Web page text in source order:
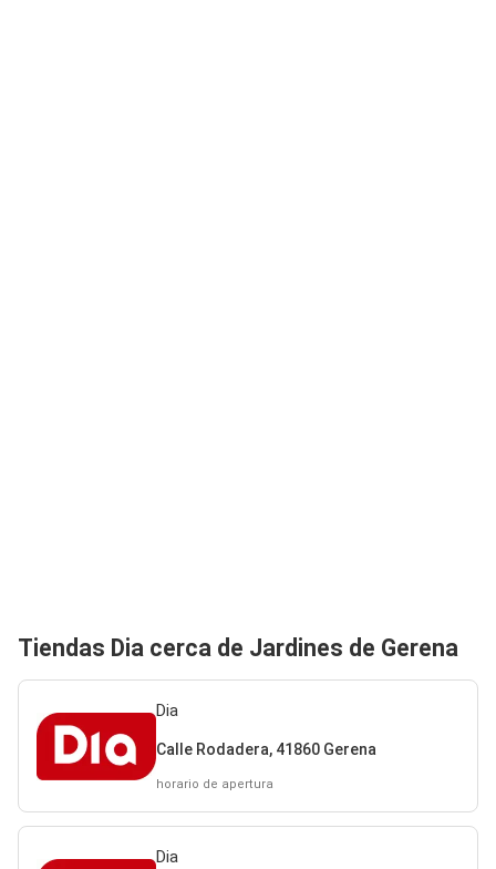
Tiendas Dia cerca de Jardines de Gerena
Dia
Calle Rodadera, 41860 Gerena
horario de apertura
Dia